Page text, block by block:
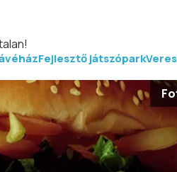
Fejlesztő játszópark